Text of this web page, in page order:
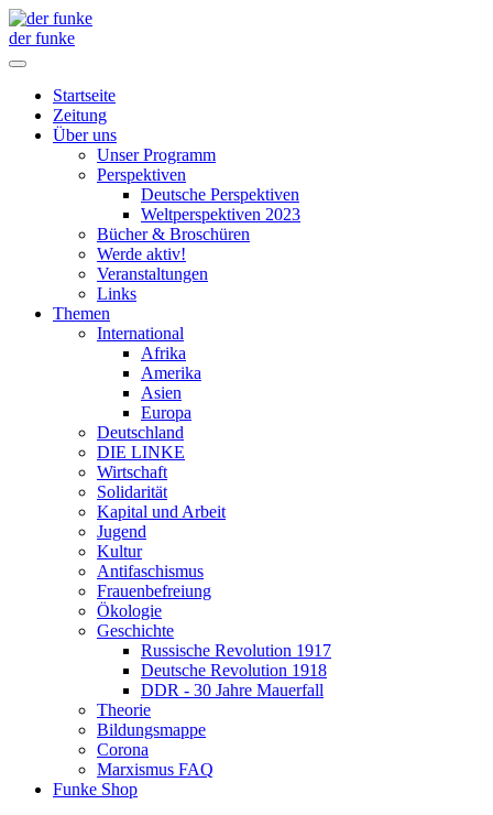
der funke
Startseite
Zeitung
Über uns
Unser Programm
Perspektiven
Deutsche Perspektiven
Weltperspektiven 2023
Bücher & Broschüren
Werde aktiv!
Veranstaltungen
Links
Themen
International
Afrika
Amerika
Asien
Europa
Deutschland
DIE LINKE
Wirtschaft
Solidarität
Kapital und Arbeit
Jugend
Kultur
Antifaschismus
Frauenbefreiung
Ökologie
Geschichte
Russische Revolution 1917
Deutsche Revolution 1918
DDR - 30 Jahre Mauerfall
Theorie
Bildungsmappe
Corona
Marxismus FAQ
Funke Shop